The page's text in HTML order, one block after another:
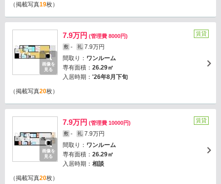
（掲載写真19枚）
画像を
見る
7.9万円 (管理費 8000円)
敷 - 礼 7.9万円
間取り： ワンルーム
専有面積： 26.29㎡
入居時期： '26年8月下旬
賃貸
（掲載写真20枚）
画像を
見る
7.9万円 (管理費 10000円)
敷 - 礼 7.9万円
間取り： ワンルーム
専有面積： 26.29㎡
入居時期： 相談
賃貸
（掲載写真20枚）